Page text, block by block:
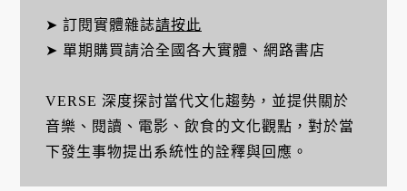
➤ 訂閱實體雜誌請按此
➤ 單期購買請洽全國各大實體、網路書店
VERSE 深度探討當代文化趨勢，並提供關於
音樂、閱讀、電影、飲食的文化觀點，對於當
下發生事物提出系統性的詮釋與回應。